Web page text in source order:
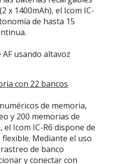
x 1400mAh), el Icom IC-
de hasta 15
usando altavoz
con 22 bancos
de memoria,
y 200 memorias de
el Icom IC-R6 dispone de
Mediante el uso
de banco
y conectar con